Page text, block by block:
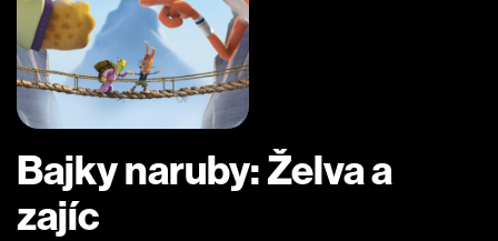
Bajky naruby: Želva a
zajíc